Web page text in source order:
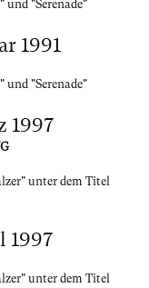
und "Serenade"
1991
und "Serenade"
1997
unter dem Titel
1997
unter dem Titel